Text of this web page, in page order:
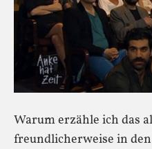
Warum erzähle ich das
freundlicherweise in